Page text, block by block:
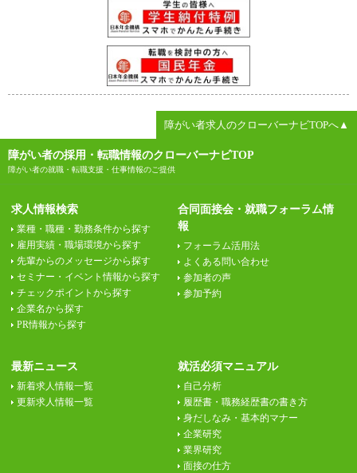
障がい者求人のクローバーナビTOPへ▲
障がい者の採用・転職情報のクローバーナビTOP
障がい者の就職・転職支援・仕事情報のご提供
求人情報検索
業種・職種・勤務条件から探す
雇用実績・職場環境から探す
先輩からのメッセージから探す
セミナー・イベント情報から探す
チェックポイントから探す
企業名から探す
PR情報から探す
合同面接会・就職フォーラム情
報
フォーラム活用法
よくある問い合わせ
参加者の声
参加予約
最新ニュース
新着求人情報一覧
更新求人情報一覧
就活必須マニュアル
自己分析
履歴書・職務経歴書の書き方
身だしなみ・基本的マナー
企業研究
業界研究
面接の仕方